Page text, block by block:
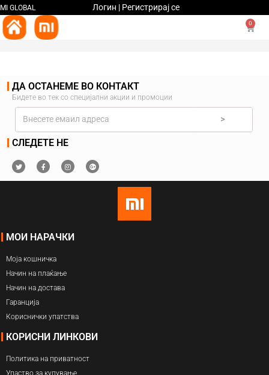
MI GLOBAL Логин | Регистрирај се
0
ДА ОСТАНЕМЕ ВО КОНТАКТ
Бидете во тек со специјални акции и промоции
>
СЛЕДЕТЕ НЕ
МОИ НАРАЧКИ
Моја кошничка
Начин на плаќање
Начин на достава
Гаранција
Кориснички упатства
КОРИСНИ ЛИНКОВИ
Политика на приватност
Упаство за купување